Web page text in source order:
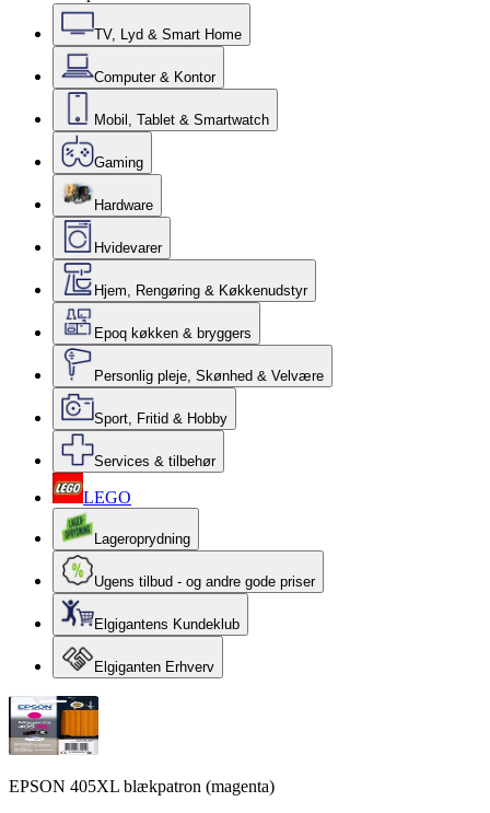
TV, Lyd & Smart Home
Computer & Kontor
Mobil, Tablet & Smartwatch
Gaming
Hardware
Hvidevarer
Hjem, Rengøring & Køkkenudstyr
Epoq køkken & bryggers
Personlig pleje, Skønhed & Velvære
Sport, Fritid & Hobby
Services & tilbehør
LEGO
Lageroprydning
Ugens tilbud - og andre gode priser
Elgigantens Kundeklub
Elgiganten Erhverv
EPSON 405XL blækpatron (magenta)